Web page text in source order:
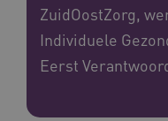
ZuidOostZorg,
Individuele
Eerst